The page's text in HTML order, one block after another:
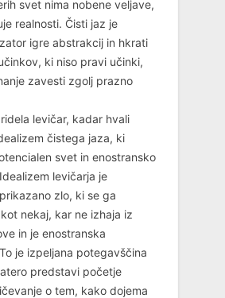
svet nima nobene veljave,
realnosti. Čisti jaz je
igre abstrakcij in hkrati
ki niso pravi učinki,
zavesti zgolj prazno
levičar, kadar hvali
čistega jaza, ki
svet in enostransko
levičarja je
zlo, ki se ga
nekaj, kar ne izhaja iz
in je enostranska
je izpeljana potegavščina
predstavi početje
o tem, kako dojema